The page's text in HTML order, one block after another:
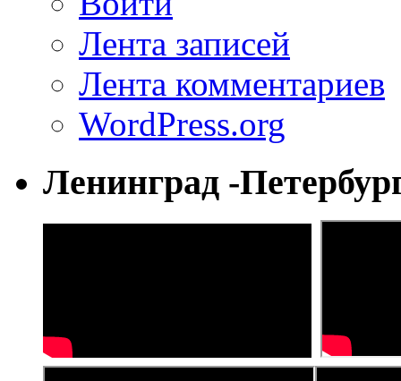
Лента записей
Лента комментариев
WordPress.org
Ленинград -